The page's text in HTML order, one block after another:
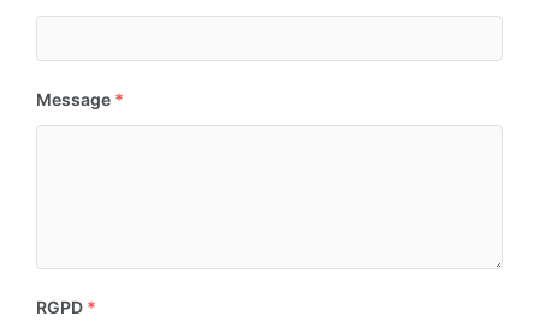
Message *
RGPD *